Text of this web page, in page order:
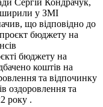
Сергій Кондрачук,
у ЗМІ
що відповідно до
бюджету на
бюджету на
коштів на
та відпочинку
оздоровлення та
року .